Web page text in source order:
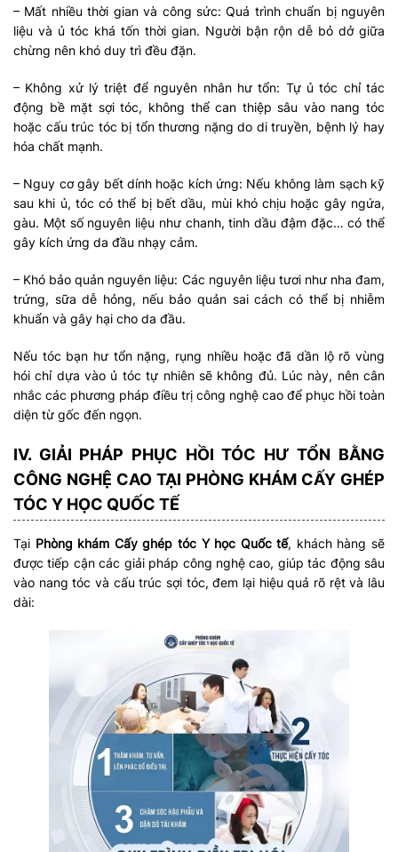
– Mất nhiều thời gian và công sức: Quá trình chuẩn bị nguyên
liệu và ủ tóc khá tốn thời gian. Người bận rộn dễ bỏ dở giữa
chừng nên khó duy trì đều đặn.
– Không xử lý triệt để nguyên nhân hư tổn: Tự ủ tóc chỉ tác
động bề mặt sợi tóc, không thể can thiệp sâu vào nang tóc
hoặc cấu trúc tóc bị tổn thương nặng do di truyền, bệnh lý hay
hóa chất mạnh.
– Nguy cơ gây bết dính hoặc kích ứng: Nếu không làm sạch kỹ
sau khi ủ, tóc có thể bị bết dầu, mùi khó chịu hoặc gây ngứa,
gàu. Một số nguyên liệu như chanh, tinh dầu đậm đặc… có thể
gây kích ứng da đầu nhạy cảm.
– Khó bảo quản nguyên liệu: Các nguyên liệu tươi như nha đam,
trứng, sữa dễ hỏng, nếu bảo quản sai cách có thể bị nhiễm
khuẩn và gây hại cho da đầu.
Nếu tóc bạn hư tổn nặng, rụng nhiều hoặc đã dần lộ rõ vùng
hói chỉ dựa vào ủ tóc tự nhiên sẽ không đủ. Lúc này, nên cân
nhắc các phương pháp điều trị công nghệ cao để phục hồi toàn
diện từ gốc đến ngọn.
IV. GIẢI PHÁP PHỤC HỒI TÓC HƯ TỔN BẰNG
CÔNG NGHỆ CAO TẠI PHÒNG KHÁM CẤY GHÉP
TÓC Y HỌC QUỐC TẾ
Tại Phòng khám Cấy ghép tóc Y học Quốc tế, khách hàng sẽ
được tiếp cận các giải pháp công nghệ cao, giúp tác động sâu
vào nang tóc và cấu trúc sợi tóc, đem lại hiệu quả rõ rệt và lâu
dài: